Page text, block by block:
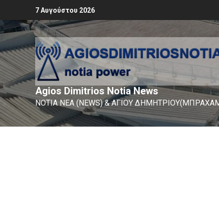
7 Αυγούστου 2026
Agios Dimitrios Notia News
ΝΟΤΙΑ ΝΕΑ (NEWS) & ΑΓΙΟΥ